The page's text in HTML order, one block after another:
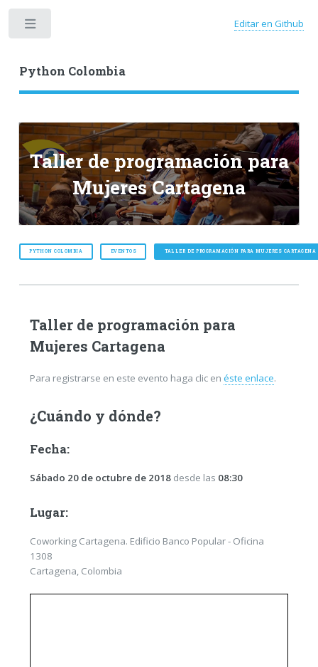
Python Colombia
Editar en Github
Taller de programación para
Mujeres Cartagena
PYTHON COLOMBIA EVENTOS TALLER DE PROGRAMACIÓN PARA MUJERES CARTAGENA
Taller de programación para
Mujeres Cartagena
Para registrarse en este evento haga clic en éste enlace.
¿Cuándo y dónde?
Fecha:
Sábado 20 de octubre de 2018desde las 08:30
Lugar:
Coworking Cartagena. Edificio Banco Popular - Oficina
1308
Cartagena, Colombia